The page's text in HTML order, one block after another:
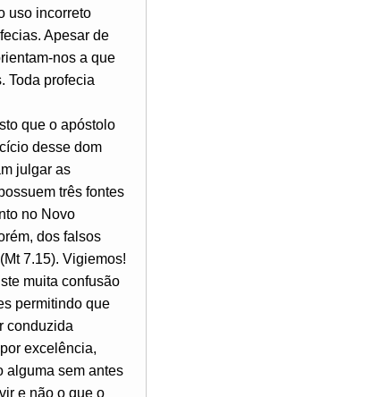
uso incorreto
Apesar de
nos a que
Toda profecia
que o apóstolo
desse dom
julgar as
três fontes
no Novo
dos falsos
7.15). Vigiemos!
muita confusão
permitindo que
conduzida
excelência,
alguma sem antes
e não o que o